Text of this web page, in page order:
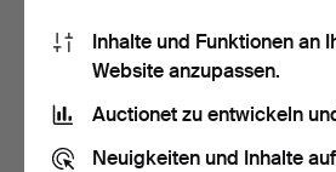
SAMMLUNG, 9 Stk.,
finnische Orden und Abze…
Beendet 30. Jun 2026
17 Gebote
27
Inhalte und Funktionen an
Website anzupassen.
Auctionet zu entwickeln
Neuigkeiten und Inhalte